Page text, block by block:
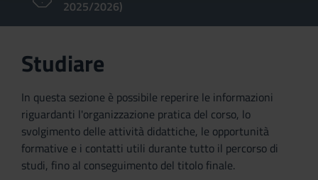
2025/2026)
Studiare
In questa sezione è possibile reperire le informazioni
riguardanti l'organizzazione pratica del corso, lo
svolgimento delle attività didattiche, le opportunità
formative e i contatti utili durante tutto il percorso di
studi, fino al conseguimento del titolo finale.